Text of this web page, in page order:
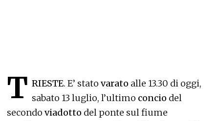
T RIESTE. E’ stato varato alle 13.30 di oggi,
sabato 13 luglio, l’ultimo concio del
secondo viadotto del ponte sul fiume